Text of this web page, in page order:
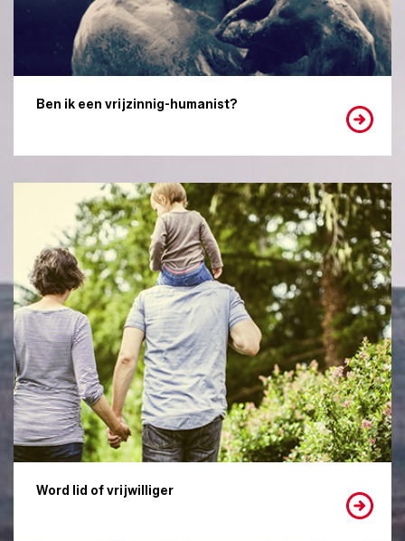
Ben ik een vrijzinnig-humanist?
Word lid of vrijwilliger